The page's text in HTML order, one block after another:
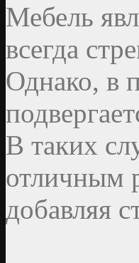
Мебель
всегда
Однако, в
В таких
отличным
добавляя